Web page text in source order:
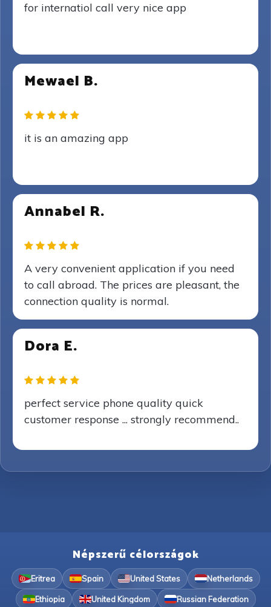
for internatiol call very nice app
Mewael B.
it is an amazing app
Annabel R.
A very convenient application if you need
to call abroad. The prices are pleasant, the
connection quality is normal.
Dora E.
perfect service phone quality quick
customer response ... strongly recommend..
Népszerű célországok
Eritrea Spain United States Netherlands
Ethiopia United Kingdom Russian Federation